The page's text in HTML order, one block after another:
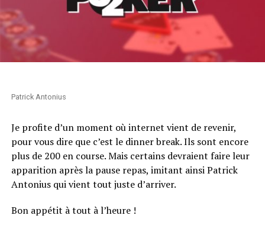
Patrick Antonius
Je profite d’un moment où internet vient de revenir,
pour vous dire que c’est le dinner break. Ils sont encore
plus de 200 en course. Mais certains devraient faire leur
apparition après la pause repas, imitant ainsi Patrick
Antonius qui vient tout juste d’arriver.
Bon appétit à tout à l’heure !